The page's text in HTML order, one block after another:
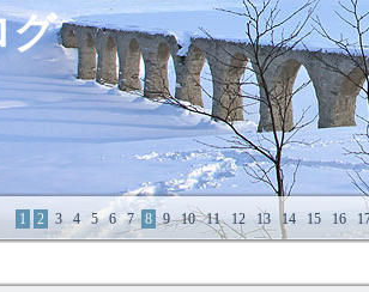
グ
1 2 3 4 5 6 7 8 9 10 11 12 13 14 15 16